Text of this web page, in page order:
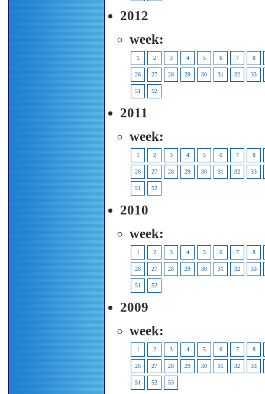
2012
week:
1 2 3 4 5 6 7 8
26 27 28 29 30 31 32 33
51 52
2011
week:
1 2 3 4 5 6 7 8
26 27 28 29 30 31 32 33
51 52
2010
week:
1 2 3 4 5 6 7 8
26 27 28 29 30 31 32 33
51 52
2009
week:
1 2 3 4 5 6 7 8
26 27 28 29 30 31 32 33
51 52 53